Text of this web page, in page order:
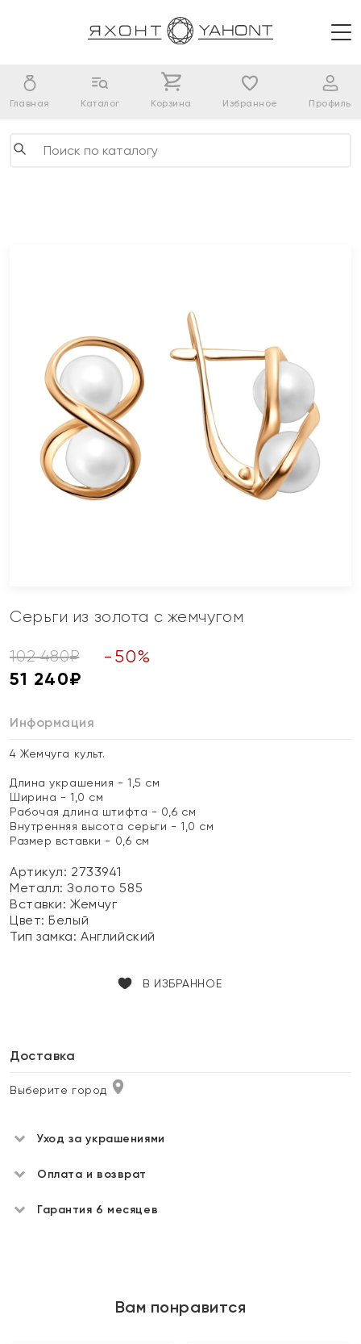
Главная Каталог Корзина Избранное Профиль
Серьги из золота с жемчугом
102 480₽ - 50%
51 240₽
Информация
4 Жемчуга культ.
Длина украшения - 1,5 см
Ширина - 1,0 см
Рабочая длина штифта - 0,6 см
Внутренняя высота серьги - 1,0 см
Размер вставки - 0,6 см
Артикул: 2733941
Металл:Золото 585
Вставки:Жемчуг
Цвет:Белый
Тип замка:Английский
В ИЗБРАННОЕ
Доставка
Выберите город
Уход за украшениями
Оплата и возврат
Гарантия 6 месяцев
Вам понравится